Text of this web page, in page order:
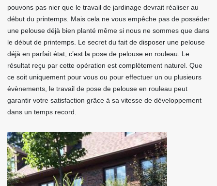
pouvons pas nier que le travail de jardinage devrait réaliser au
début du printemps. Mais cela ne vous empêche pas de posséder
une pelouse déjà bien planté même si nous ne sommes que dans
le début de printemps. Le secret du fait de disposer une pelouse
déjà en parfait état, c’est la pose de pelouse en rouleau. Le
résultat reçu par cette opération est complètement naturel. Que
ce soit uniquement pour vous ou pour effectuer un ou plusieurs
évènements, le travail de pose de pelouse en rouleau peut
garantir votre satisfaction grâce à sa vitesse de développement
dans un temps record.